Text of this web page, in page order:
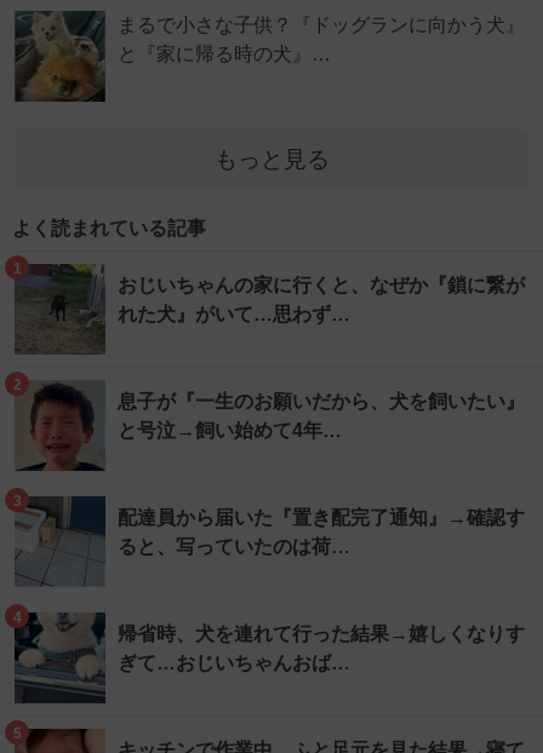
まるで小さな子供？『ドッグランに向かう犬』
と『家に帰る時の犬』…
もっと見る
よく読まれている記事
1
おじいちゃんの家に行くと、なぜか『鎖に繋が
れた犬』がいて…思わず…
2
息子が『一生のお願いだから、犬を飼いたい』
と号泣→飼い始めて4年…
3
配達員から届いた『置き配完了通知』→確認す
ると、写っていたのは荷…
4
帰省時、犬を連れて行った結果→嬉しくなりす
ぎて…おじいちゃんおば…
5